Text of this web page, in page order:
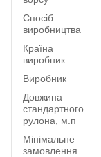
Спосіб
виробництва
Країна
виробник
Виробник
Довжина
стандартного
рулона, м.п
Мінімальне
замовлення